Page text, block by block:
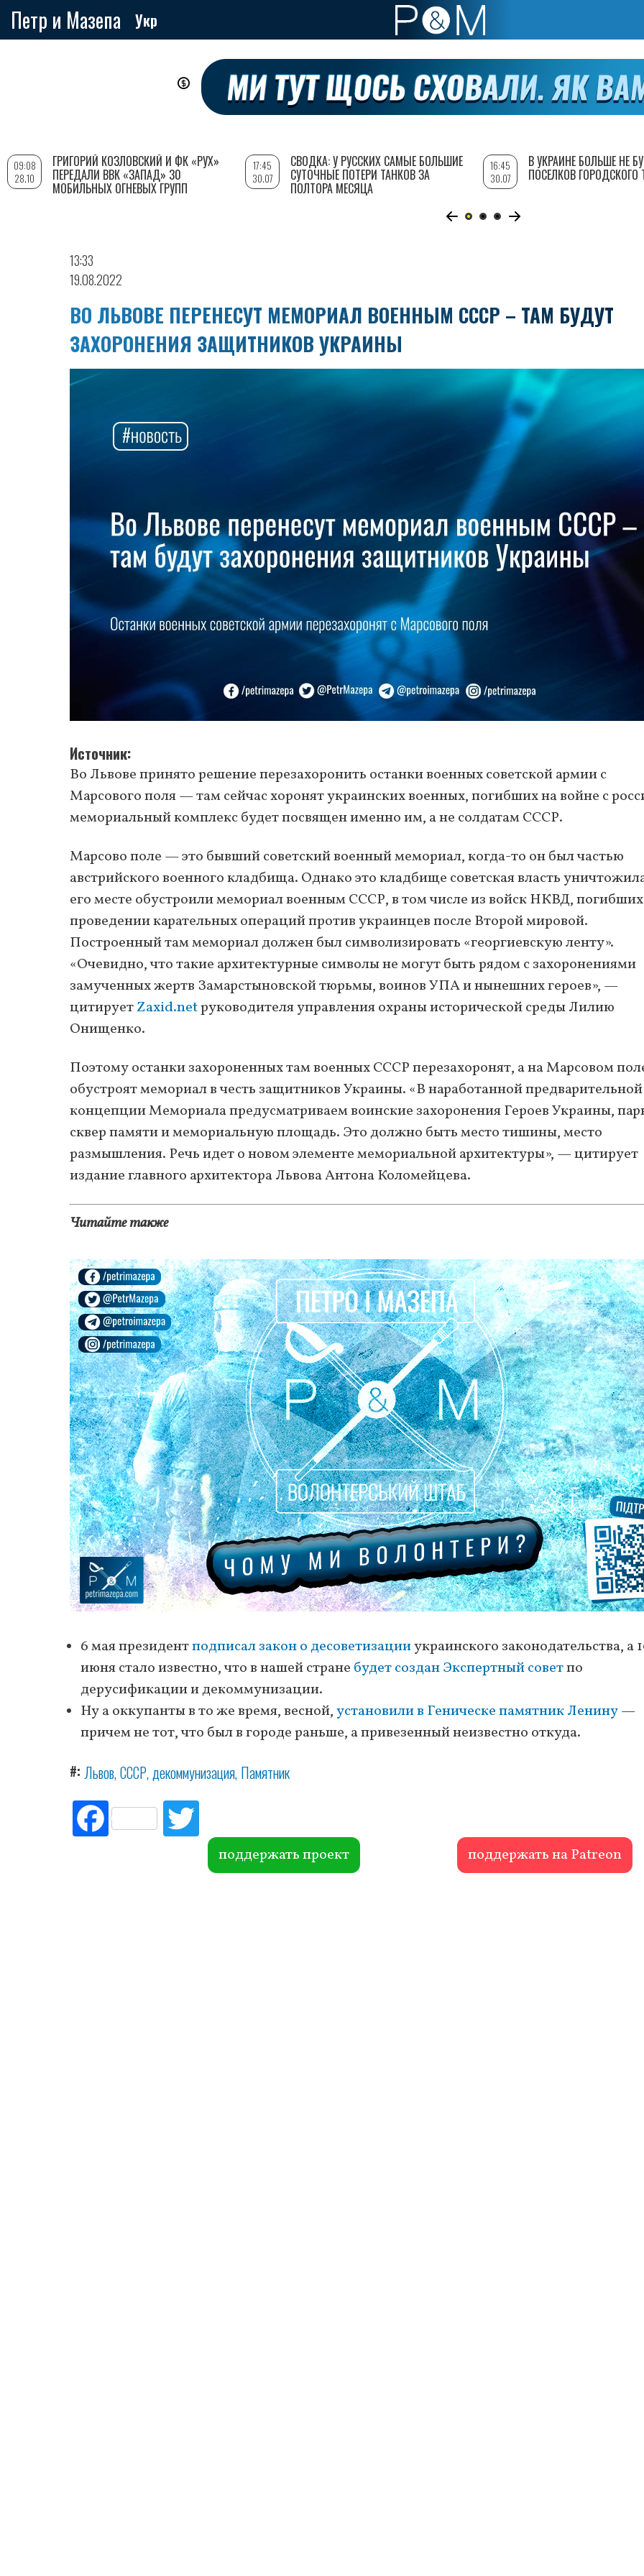
Петр и Мазепа Укр
13:33
19.08.2022
ВО ЛЬВОВЕ ПЕРЕНЕСУТ МЕМОРИАЛ ВОЕННЫМ СССР – ТАМ БУДУТ
ЗАХОРОНЕНИЯ ЗАЩИТНИКОВ УКРАИНЫ
Источник
Во Львове принято решение перезахоронить останки военных советской армии с
Марсового поля — там сейчас хоронят украинских военных, погибших на войне с
мемориальный комплекс будет посвящен именно им, а не солдатам СССР.
Марсово поле — это бывший советский военный мемориал, когда-то он был частью
австрийского военного кладбища. Однако это кладбище советская власть
его месте обустроили мемориал военным СССР, в том числе из войск НКВД,
проведении карательных операций против украинцев после Второй мировой.
Построенный там мемориал должен был символизировать «георгиевскую ленту».
«Очевидно, что такие архитектурные символы не могут быть рядом с захоронениями
замученных жертв Замарстыновской тюрьмы, воинов УПА и нынешних героев», —
цитируетZaxid.netруководителя управления охраны исторической среды Лилию
Онищенко.
Поэтому останки захороненных там военных СССР перезахоронят, а на Марсовом
обустроят мемориал в честь защитников Украины. «В наработанной предварительной
концепции Мемориала предусматриваем воинские захоронения Героев Украины,
сквер памяти и мемориальную площадь. Это должно быть место тишины, место
размышления. Речь идет о новом элементе мемориальной архитектуры», — цитирует
издание главного архитектора Львова Антона Коломейцева.
Читайте также
6 мая президентподписал закон о десоветизацииукраинского законодательства, а
июня стало известно, что в нашей стране будет создан Экспертный советпо
дерусификации и декоммунизации.
Ну а оккупанты в то же время, весной,установили в Геническе памятник Ленину—
причем не тот, что был в городе раньше, а привезенный неизвестно откуда.
# Львов СССР декоммунизация Памятник
Fac
ebo itte
r поддержать проект поддержать на Patreon
09:08
28.10
ГРИГОРИЙ КОЗЛОВСКИЙ И ФК «РУХ»
ПЕРЕДАЛИ ВВК «ЗАПАД» 30
МОБИЛЬНЫХ ОГНЕВЫХ ГРУПП
17:45
30.07
СВОДКА: У РУССКИХ САМЫЕ БОЛЬШИЕ
СУТОЧНЫЕ ПОТЕРИ ТАНКОВ ЗА
ПОЛТОРА МЕСЯЦА
16:45
30.07
В УКРАИНЕ БОЛЬШЕ НЕ
ПОСЕЛКОВ ГОРОДСКОГО